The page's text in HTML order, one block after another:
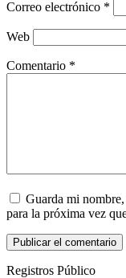
Correo electrónico *
Web
Comentario *
Guarda mi
para la próxima vez
Registros Público